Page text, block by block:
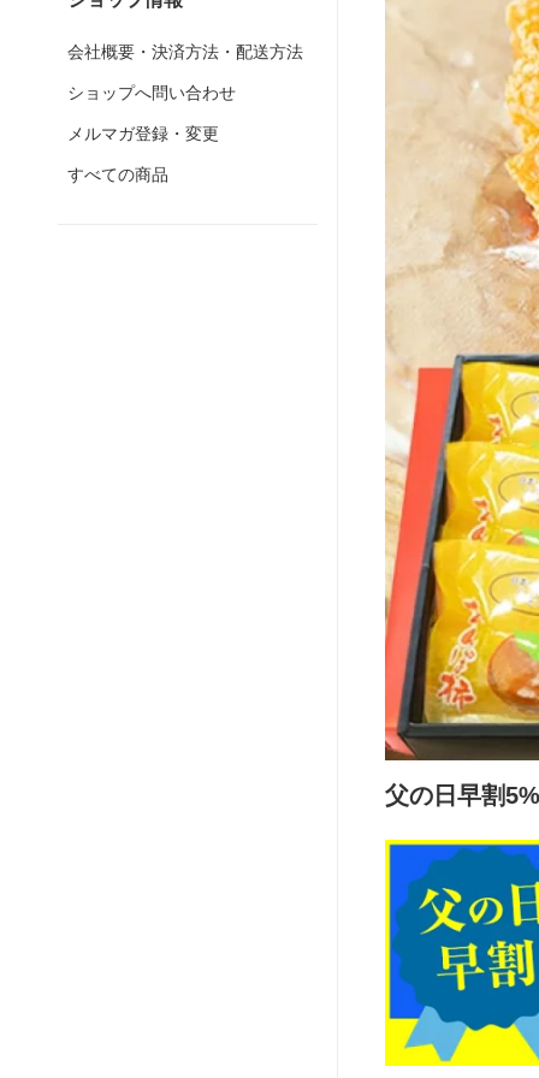
会社概要・決済方法・配送方法
ショップへ問い合わせ
メルマガ登録・変更
すべての商品
父の日早割